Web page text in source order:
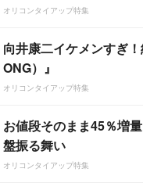
オリコンタイアップ特集
向井康二イケメンすぎ
ONG）』
オリコンタイアップ特集
お値段そのまま45％増
盤振る舞い
オリコンタイアップ特集